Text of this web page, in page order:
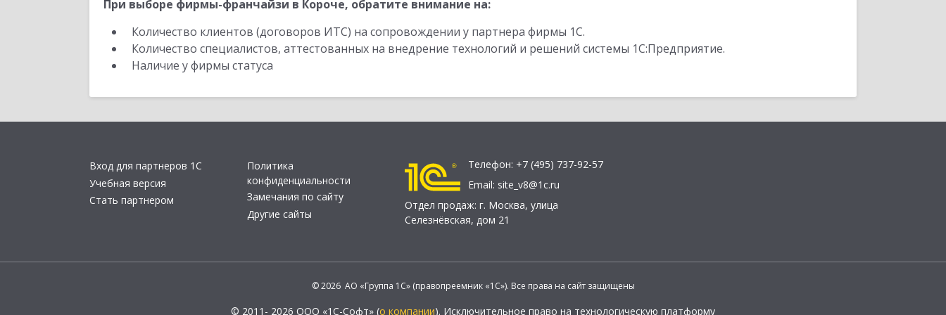
При выборе фирмы-франчайзи в Короче, обратите внимание на:
Количество клиентов (договоров ИТС) на сопровождении у партнера фирмы 1С.
Количество специалистов, аттестованных на внедрение технологий и решений системы 1С:Предприятие.
Наличие у фирмы статуса
Вход для партнеров 1С
Учебная версия
Стать партнером
Политика
конфиденциальности
Замечания по сайту
Другие сайты
Телефон: +7 (495) 737-92-57
Email: site_v8@1c.ru
Отдел продаж: г. Москва, улица
Селезнёвская, дом 21
© 2026 АО «Группа 1С» (правопреемник «1С»). Все права на сайт защищены
© 2011- 2026 ООО «1С-Софт» (о компании). Исключительное право на технологическую платформу